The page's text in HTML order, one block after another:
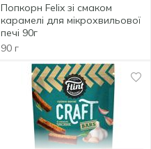
Попкорн Felix зі смаком
карамелі для мікрохвильової
печі 90г
90 г